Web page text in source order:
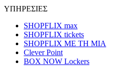
ΥΠΗΡΕΣΙΕΣ
SHOPFLIX max
SHOPFLIX tickets
SHOPFLIX ΜΕ ΤΗ ΜΙΑ
Clever Point
BOX NOW Lockers